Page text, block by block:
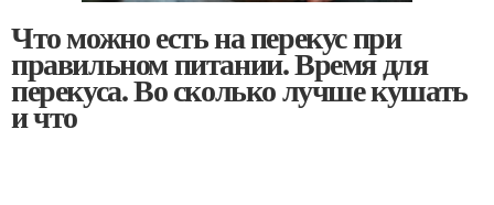
Что можно есть на перекус при
правильном питании. Время для
перекуса. Во сколько лучше кушать
и что